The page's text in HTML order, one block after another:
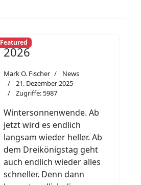
Featured
2026
Mark O. Fischer
News
21. Dezember 2025
Zugriffe: 5987
Wintersonnenwende. Ab
jetzt wird es endlich
langsam wieder heller. Ab
dem Dreikönigstag geht
auch endlich wieder alles
schneller. Denn dann